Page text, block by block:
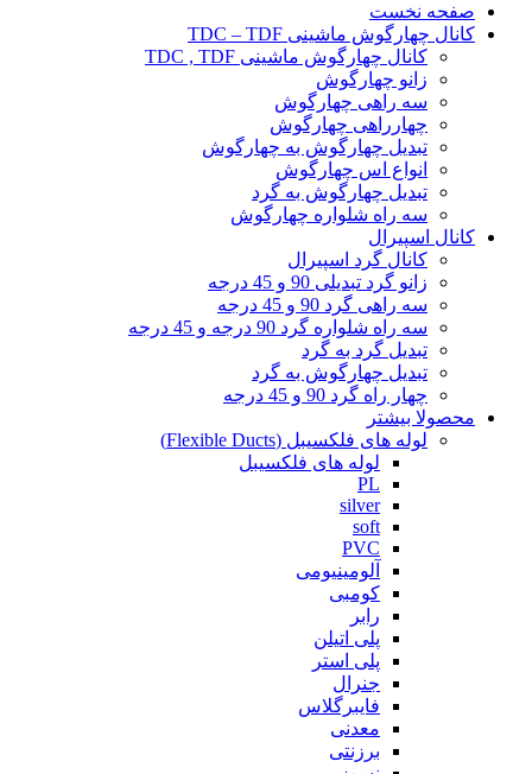
صفحه نخست
کانال چهارگوش ماشینی TDC – TDF
کانال چهارگوش ماشینی TDC , TDF
زانو چهارگوش
سه راهی چهارگوش
چهارراهی چهارگوش
تبدیل چهارگوش به چهارگوش
انواع اس چهارگوش
تبدیل چهارگوش به گرد
سه راه شلواره چهارگوش
کانال اسپیرال
کانال گرد اسپیرال
زانو گرد تبدیلی 90 و 45 درجه
سه راهی گرد 90 و 45 درجه
سه راه شلواره گرد 90 درجه و 45 درجه
تبدیل گرد به گرد
تبدیل چهارگوش به گرد
چهار راه گرد 90 و 45 درجه
محصولا بیشتر
لوله های فلکسیبل (Flexible Ducts)
لوله های فلکسیبل
PL
silver
soft
PVC
آلومینیومی
کومبی
رابر
پلی اتیلن
پلی استر
جنرال
فایبرگلاس
معدنی
برزنتی